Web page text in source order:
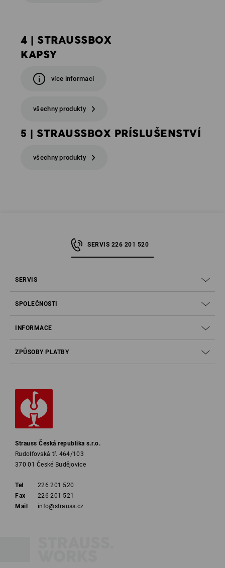
4 | STRAUSSBOX
KAPSY
více informací
všechny produkty
5 | STRAUSSBOX PRÍSLUŠENSTVÍ
všechny produkty
SERVIS 226 201 520
SERVIS
SPOLEČNOSTI
INFORMACE
ZPŮSOBY PLATBY
Strauss Česká republika s.r.o.
Rudolfovská tř. 464/103
370 01 České Budějovice
Tel
226 201 520
Fax
226 201 521
Mail
info@strauss.cz